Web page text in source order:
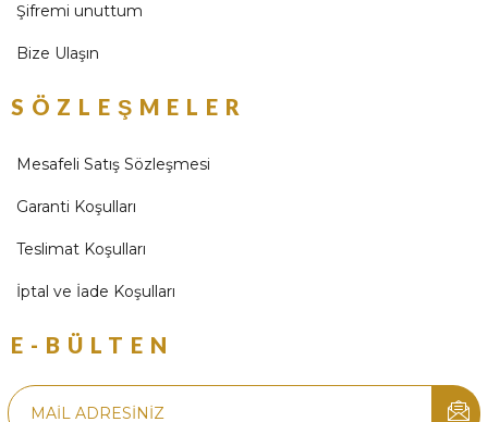
Şifremi unuttum
Bize Ulaşın
SÖZLEŞMELER
Mesafeli Satış Sözleşmesi
Garanti Koşulları
Teslimat Koşulları
İptal ve İade Koşulları
E-BÜLTEN